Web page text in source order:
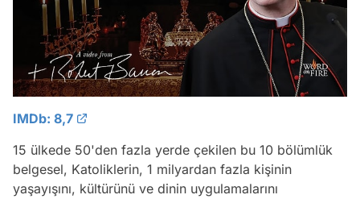
IMDb: 8,7
15 ülkede 50'den fazla yerde çekilen bu 10 bölümlük
belgesel, Katoliklerin, 1 milyardan fazla kişinin
yaşayışını, kültürünü ve dinin uygulamalarını